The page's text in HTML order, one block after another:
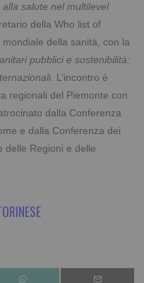
alla salute nel multilevel
della Who list of
della sanità, con la
pubblici e sostenibilità:
. L’incontro è
regionali del Piemonte con
dalla Conferenza
e dalla Conferenza dei
delle Regioni e delle